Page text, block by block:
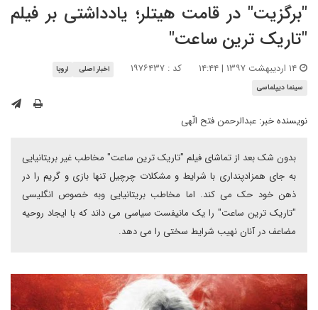
"برگزیت" در قامت هیتلر؛ یادداشتی بر فیلم
"تاریک ترین ساعت"
کد : ۱۹۷۶۴۳۷ اخبار اصلی
اروپا
سینما دیپلماسی
نویسنده خبر: عبدالرحمن فتح الّهی
بدون شک بعد از تماشای فیلم "تاریک ترین ساعت" مخاطب غیر بریتانیایی
به جای همزادپنداری با شرایط و مشکلات چرچیل تنها بازی و گریم را در
ذهن خود حک می کند. اما مخاطب بریتانیایی وبه خصوص انگلیسی
"تاریک ترین ساعت" را یک مانیفست سیاسی می داند که با ایجاد روحیه
مضاعف در آنان نهیب شرایط سختی را می دهد.